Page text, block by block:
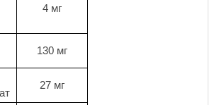
4 мг
130 мг
27 мг